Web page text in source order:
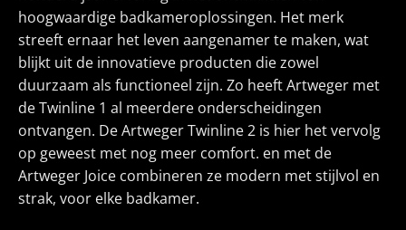
hoogwaardige badkameroplossingen. Het merk
streeft ernaar het leven aangenamer te maken, wat
blijkt uit de innovatieve producten die zowel
duurzaam als functioneel zijn. Zo heeft Artweger met
de Twinline 1 al meerdere onderscheidingen
ontvangen. De Artweger Twinline 2 is hier het vervolg
op geweest met nog meer comfort. en met de
Artweger Joice combineren ze modern met stijlvol en
strak, voor elke badkamer.